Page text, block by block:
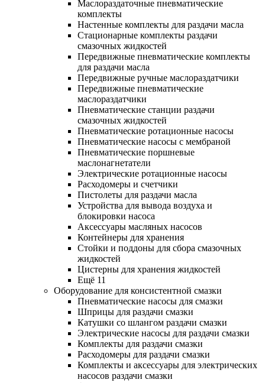
Маслораздаточные пневматические
комплекты
Настенные комплекты для раздачи масла
Стационарные комплекты раздачи
смазочных жидкостей
Передвижные пневматические комплекты
для раздачи масла
Передвижные ручные маслораздатчики
Передвижные пневматические
маслораздатчики
Пневматические станции раздачи
смазочных жидкостей
Пневматические ротационные насосы
Пневматические насосы с мембраной
Пневматические поршневые
маслонагнетатели
Электрические ротационные насосы
Расходомеры и счетчики
Пистолеты для раздачи масла
Устройства для вывода воздуха и
блокировки насоса
Аксессуары масляных насосов
Контейнеры для хранения
Стойки и поддоны для сбора смазочных
жидкостей
Цистерны для хранения жидкостей
Ещё 11
Оборудование для консистентной смазки
Пневматические насосы для смазки
Шприцы для раздачи смазки
Катушки со шлангом раздачи смазки
Электрические насосы для раздачи смазки
Комплекты для раздачи смазки
Расходомеры для раздачи смазки
Комплекты и аксессуары для электрических
насосов раздачи смазки